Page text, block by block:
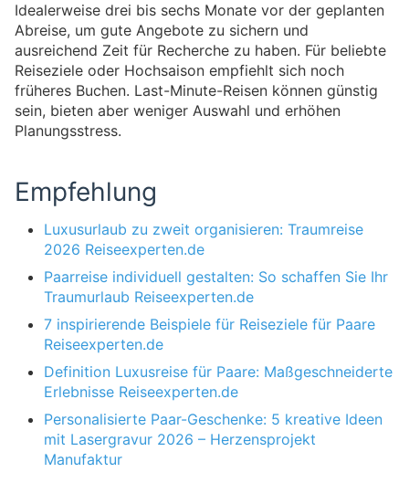
Idealerweise drei bis sechs Monate vor der geplanten
Abreise, um gute Angebote zu sichern und
ausreichend Zeit für Recherche zu haben. Für beliebte
Reiseziele oder Hochsaison empfiehlt sich noch
früheres Buchen. Last-Minute-Reisen können günstig
sein, bieten aber weniger Auswahl und erhöhen
Planungsstress.
Empfehlung
Luxusurlaub zu zweit organisieren: Traumreise
2026 Reiseexperten.de
Paarreise individuell gestalten: So schaffen Sie Ihr
Traumurlaub Reiseexperten.de
7 inspirierende Beispiele für Reiseziele für Paare
Reiseexperten.de
Definition Luxusreise für Paare: Maßgeschneiderte
Erlebnisse Reiseexperten.de
Personalisierte Paar-Geschenke: 5 kreative Ideen
mit Lasergravur 2026 – Herzensprojekt
Manufaktur